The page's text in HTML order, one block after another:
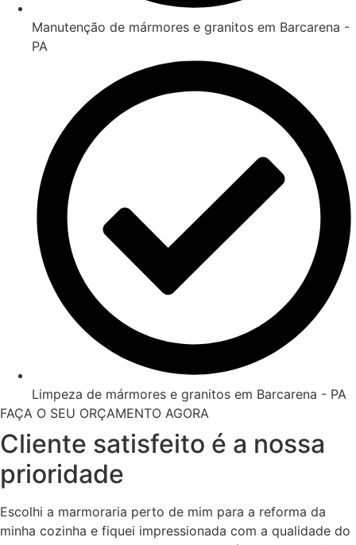
Manutenção de mármores e granitos em Barcarena -
PA
Limpeza de mármores e granitos em Barcarena - PA
FAÇA O SEU ORÇAMENTO AGORA
Cliente satisfeito é a nossa
prioridade
Escolhi a marmoraria perto de mim para a reforma da
minha cozinha e fiquei impressionada com a qualidade do